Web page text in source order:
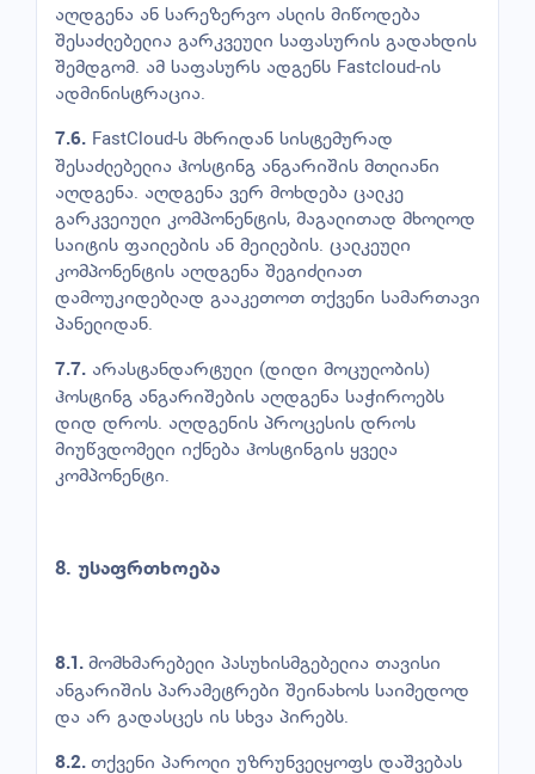
აღდგენა ან სარეზერვო ასლის მიწოდება
შესაძლებელია გარკვეული საფასურის გადახდის
შემდგომ. ამ საფასურს ადგენს Fastcloud-ის
ადმინისტრაცია.
7.6. FastCloud-ს მხრიდან სისტემურად
შესაძლებელია ჰოსტინგ ანგარიშის მთლიანი
აღდგენა. აღდგენა ვერ მოხდება ცალკე
გარკვეიული კომპონენტის, მაგალითად მხოლოდ
საიტის ფაილების ან მეილების. ცალკეული
კომპონენტის აღდგენა შეგიძლიათ
დამოუკიდებლად გააკეთოთ თქვენი სამართავი
პანელიდან.
7.7. არასტანდარტული (დიდი მოცულობის)
ჰოსტინგ ანგარიშების აღდგენა საჭიროებს
დიდ დროს. აღდგენის პროცესის დროს
მიუწვდომელი იქნება ჰოსტინგის ყველა
კომპონენტი.
8. უსაფრთხოება
8.1. მომხმარებელი პასუხისმგებელია თავისი
ანგარიშის პარამეტრები შეინახოს საიმედოდ
და არ გადასცეს ის სხვა პირებს.
8.2. თქვენი პაროლი უზრუნველყოფს დაშვებას